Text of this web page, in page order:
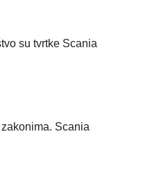
su tvrtke Scania
Scania